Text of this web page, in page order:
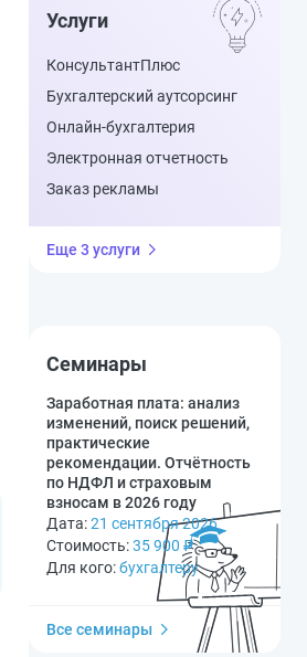
Услуги
КонсультантПлюс
Бухгалтерский аутсорсинг
Онлайн-бухгалтерия
Электронная отчетность
Заказ рекламы
Еще 3 услуги
Семинары
Заработная плата: анализ
изменений, поиск решений,
практические
рекомендации. Отчётность
по НДФЛ и страховым
взносам в 2026 году
Дата:21 сентября 2026
Стоимость:35 900 ₽
Для кого:бухгалтеру
Все семинары